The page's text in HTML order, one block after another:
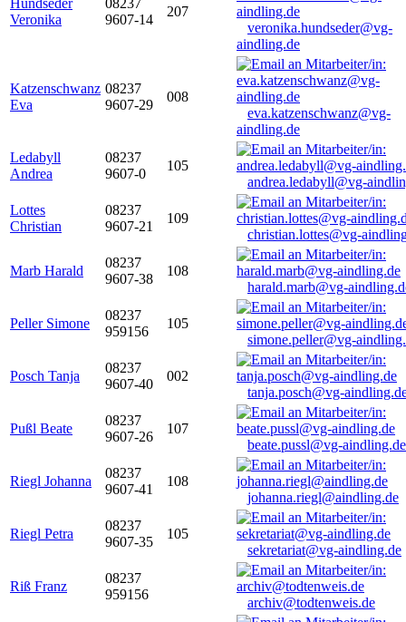
Hundseder
Veronika
08237
9607-14
207
veronika.hundseder@vg-
aindling.de
Katzenschwanz
Eva
08237
9607-29
008
eva.katzenschwanz@vg-
aindling.de
Ledabyll
Andrea
08237
9607-0
105
andrea.ledabyll@vg-
Lottes
Christian
08237
9607-21
109
christian.lottes@vg-
Marb Harald
08237
9607-38
108
harald.marb@vg-
Peller Simone
08237
959156
105
simone.peller@vg-
Posch Tanja
08237
9607-40
002
tanja.posch@vg-
Pußl Beate
08237
9607-26
107
beate.pussl@vg-aindling.de
Riegl Johanna
08237
9607-41
108
johanna.riegl@aindling.de
Riegl Petra
08237
9607-35
105
sekretariat@vg-aindling.de
Riß Franz
08237
959156
archiv@todtenweis.de